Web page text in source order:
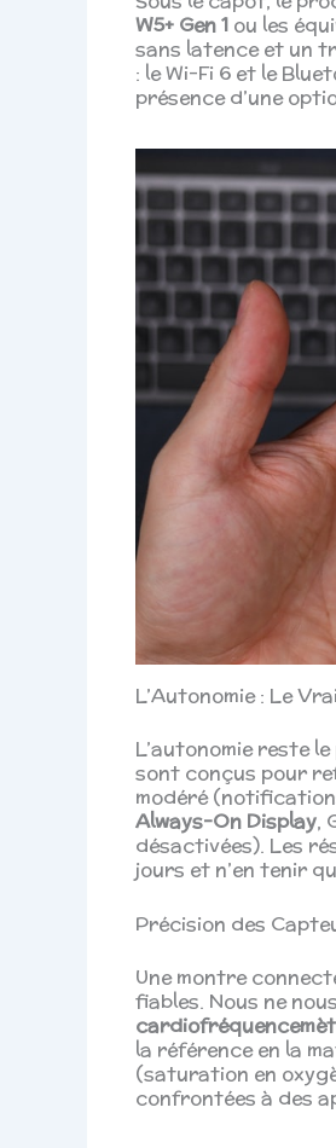
W5+ Gen 1 ou les
sans latence et un
: le Wi-Fi 6 et le
présence d’une
L’Autonomie : Le
L’autonomie reste
sont conçus pour
modéré
Always-On Display,
désactivées). Les
jours et n’en tenir
Précision des
Une montre
fiables. Nous ne
la référence en la
(saturation en
confrontées à des